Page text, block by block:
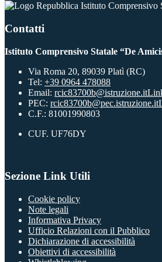
Istituto Comprensivo
Contatti
Istituto Comprensivo Statale “De
Via Roma 20, 89039 Platì (RC)
Tel: +39 0964 478088
Email: rcic83700b@istruzione.it
PEC: rcic83700b@pec.istruzione.it
C.F.: 81001990803
CUF. UF76DY
Sezione Link Utili
Cookie policy
Note legali
Informativa Privacy
Ufficio Relazioni con il Pubblico
Dichiarazione di accessibilità
Obiettivi di accessibilità